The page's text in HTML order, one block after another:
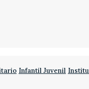
Infantil Juvenil